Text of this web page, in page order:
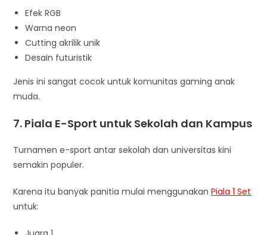
Efek RGB
Warna neon
Cutting akrilik unik
Desain futuristik
Jenis ini sangat cocok untuk komunitas gaming anak
muda.
7. Piala E-Sport untuk Sekolah dan Kampus
Turnamen e-sport antar sekolah dan universitas kini
semakin populer.
Karena itu banyak panitia mulai menggunakanPiala 1 Set
untuk: